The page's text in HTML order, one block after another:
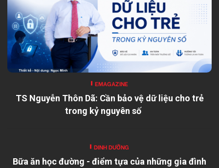
EMAGAZINE
TS Nguyễn Thôn Dã: Cần bảo vệ dữ liệu cho trẻ
trong kỷ nguyên số
DINH DƯỠNG
Bữa ăn học đường - điểm tựa của những gia đình